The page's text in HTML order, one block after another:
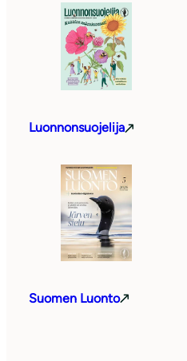
Luonnonsuojelija
Suomen Luonto